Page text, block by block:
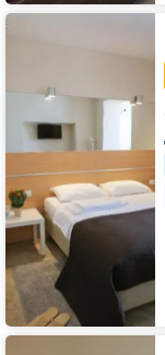
Гостиница
Отель